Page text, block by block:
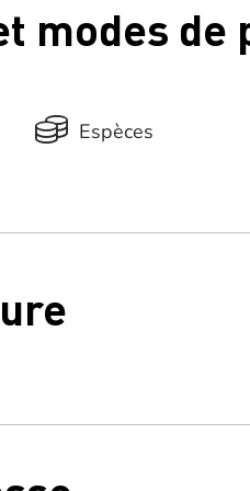
modes de
Espèces